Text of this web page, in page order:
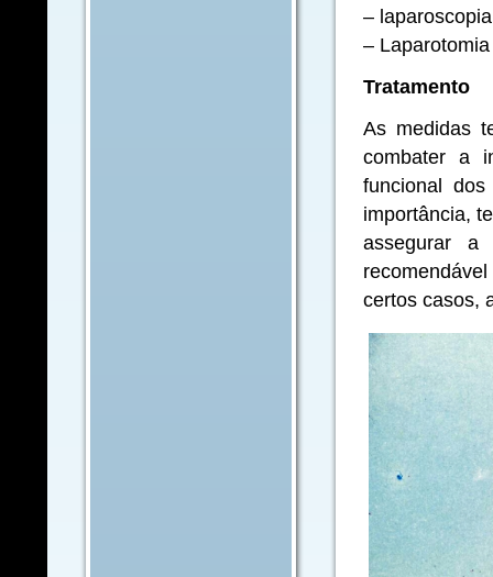
–
–
Tratamento
As medidas
combater a
funcional
importância,
assegurar a
certos casos,